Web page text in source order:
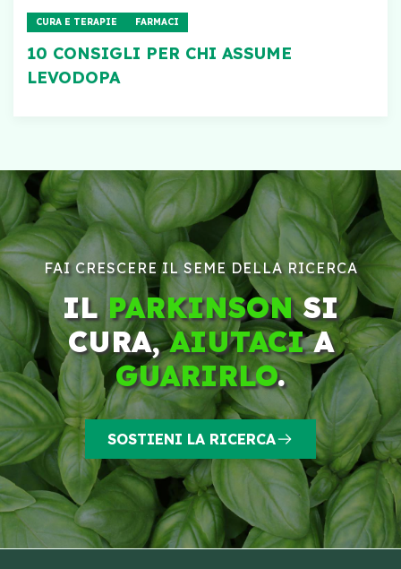
CURA E TERAPIE FARMACI
10 CONSIGLI PER CHI ASSUME
LEVODOPA
FAI CRESCERE IL SEME DELLA RICERCA
ILPARKINSONSI
CURA,AIUTACIA
GUARIRLO.
SOSTIENI LA RICERCA